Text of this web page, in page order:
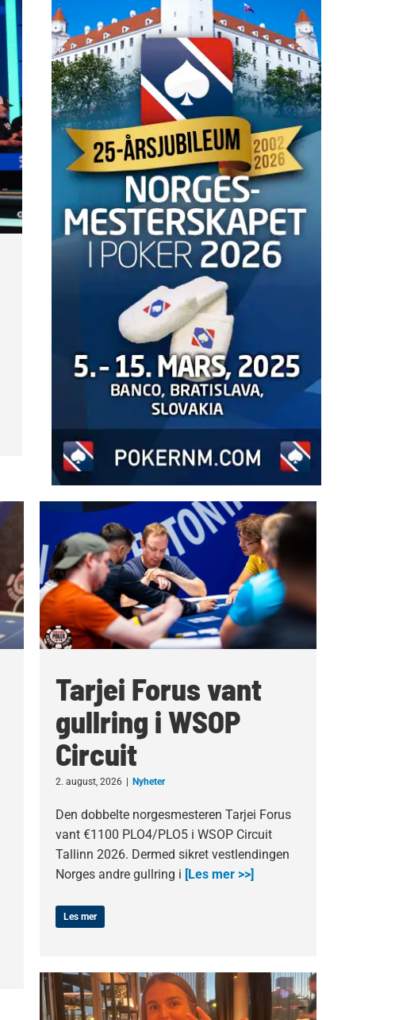
Tarjei Forus vant
gullring i WSOP
Circuit
2. august, 2026 Nyheter
Den dobbelte norgesmesteren Tarjei Forus
vant €1100 PLO4/PLO5 i WSOP Circuit
Tallinn 2026. Dermed sikret vestlendingen
Norges andre gullring i [Les mer >>]
Les mer